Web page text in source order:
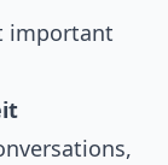
important